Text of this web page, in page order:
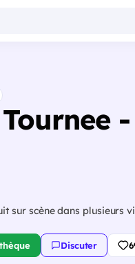
sur scène dans plusieurs
Discuter